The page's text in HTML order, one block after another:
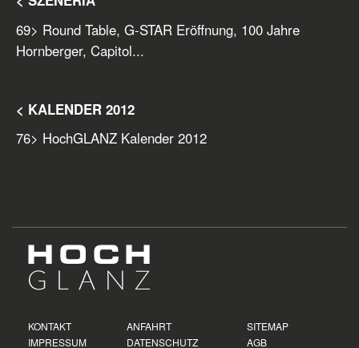
69> Round Table, G-STAR Eröffnung, 100 Jahre
Hornberger, Capitol...
< KALENDER 2012
76> HochGLANZ Kalender 2012
KONTAKT ANFAHRT
SITEMAP
IMPRESSUM
DATENSCHUTZ AGB